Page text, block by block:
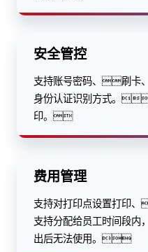
安全管控
支持账号密码、刷卡
身份认证识别方式。
印。
费用管理
支持对打印点设置打印
支持分配给员工时间段
出后无法使用。